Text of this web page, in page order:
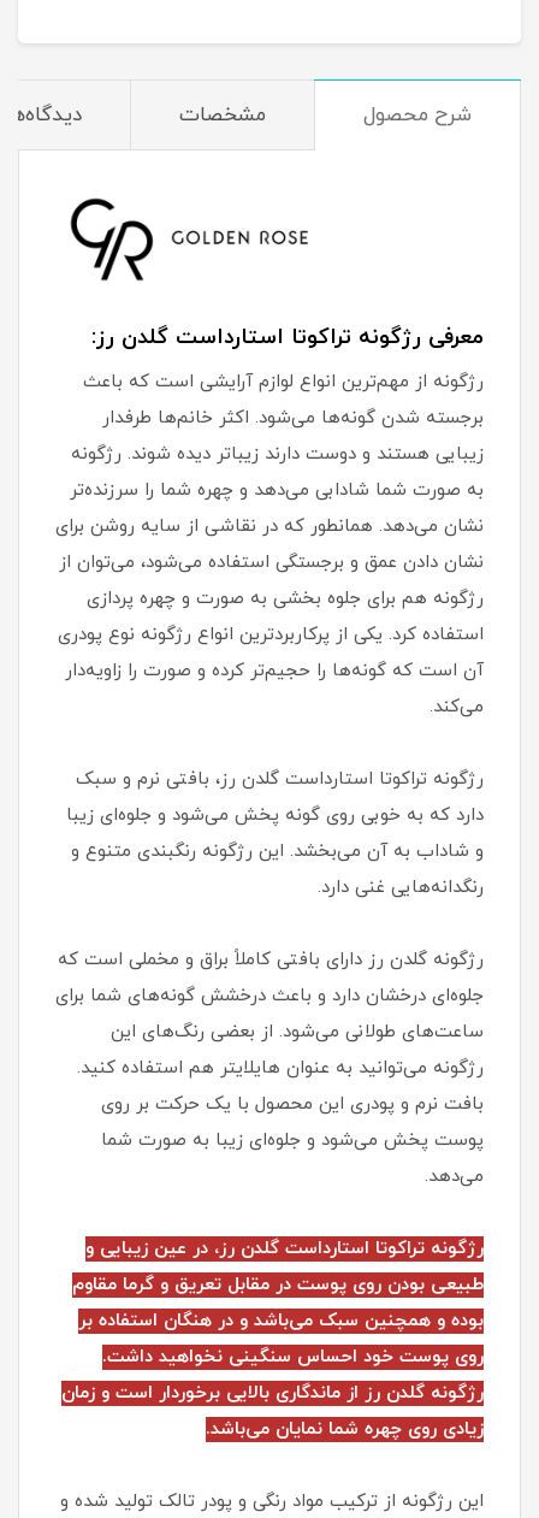
شرح محصول مشخصات دیدگاه‌ها
معرفی رژگونه تراکوتا استارداست گلدن رز:
رژگونه از مهم‌ترین انواع لوازم آرایشی است که باعث
برجسته شدن گونه‌ها می‌شود. اکثر خانم‌ها طرفدار
زیبایی هستند و دوست دارند زیباتر دیده شوند. رژگونه
به صورت شما شادابی می‌دهد و چهره شما را سرزنده‌تر
نشان می‌دهد. همانطور که در نقاشی از سایه روشن برای
نشان دادن عمق و برجستگی استفاده می‌شود، می‌توان از
رژگونه هم برای جلوه بخشی به صورت و چهره پردازی
استفاده کرد. یکی از پرکاربردترین انواع رژگونه نوع پودری
آن است که گونه‌ها را حجیم‌تر کرده و صورت را زاویه‌دار
می‌کند.
رژگونه تراکوتا استارداست گلدن رز، بافتی نرم و سبک
دارد که به خوبی روی گونه پخش می‌شود و جلوه‌ای زیبا
و شاداب به آن می‌بخشد. این رژگونه رنگبندی متنوع و
رنگدانه‌هایی غنی دارد.
رژگونه گلدن رز دارای بافتی کاملاً براق و مخملی است که
جلوه‌ای درخشان دارد و باعث درخشش گونه‌های شما برای
ساعت‌های طولانی می‌شود. از بعضی رنگ‌های این
رژگونه می‌توانید به عنوان هایلایتر هم استفاده کنید.
بافت نرم و پودری این محصول با یک حرکت بر روی
پوست پخش می‌شود و جلوه‌ای زیبا به صورت شما
می‌دهد.
رژگونه تراکوتا استارداست گلدن رز، در عین زیبایی و
طبیعی بودن روی پوست در مقابل تعریق و گرما مقاوم
بوده و همچنین سبک می‌باشد و در هنگان استفاده بر
روی پوست خود احساس سنگینی نخواهید داشت.
رژگونه گلدن رز از ماندگاری بالایی برخوردار است و زمان
زیادی روی چهره شما نمایان می‌باشد.
این رژگونه از ترکیب مواد رنگی و پودر تالک تولید شده و